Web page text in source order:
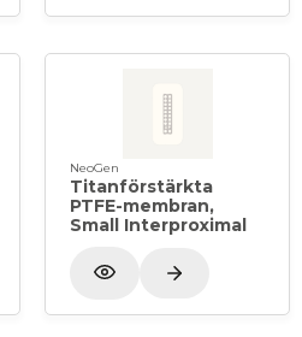
NeoGen
Titanförstärkta
PTFE-membran,
Small Interproximal